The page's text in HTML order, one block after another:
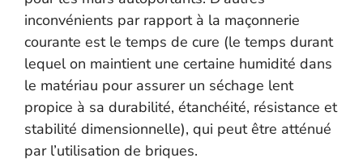
inconvénients par rapport à la maçonnerie
courante est le temps de cure (le temps durant
lequel on maintient une certaine humidité dans
le matériau pour assurer un séchage lent
propice à sa durabilité, étanchéité, résistance et
stabilité dimensionnelle), qui peut être atténué
par l’utilisation de briques.